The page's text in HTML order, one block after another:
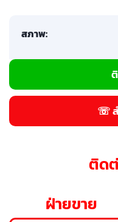
สภาพ:
☏ ส
ติด
ฝ่ายขาย